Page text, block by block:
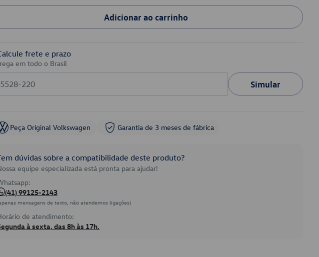
Adicionar ao carrinho
frete e prazo
em todo o Brasil
Simular
Peça Original Volkswagen Garantia de 3 meses de fábrica
dúvidas sobre a compatibilidade deste produto?
equipe especializada está pronta para ajudar!
(41) 99125-2143
mensagens de texto, não atendemos ligações)
de atendimento:
à sexta, das 8h às 17h.